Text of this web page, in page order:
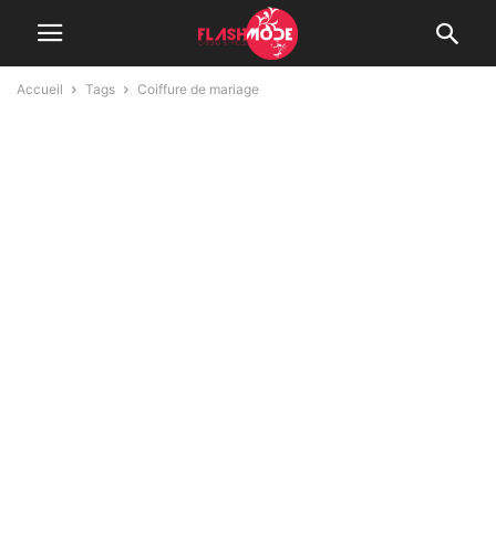
Accueil Tags Coiffure de mariage